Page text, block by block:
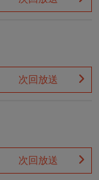
次回放送
次回放送